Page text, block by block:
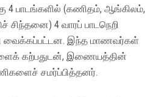
4 பாடங்களில் (கணிதம், ஆங்கிலம்,
சிந்தனை) 4 வாரப் பாடநெறி
வைக்கப்பட்டன. இந்த மாணவர்கள்
கற்பதுடன், இணையத்தின்
சமர்ப்பித்தனர்.